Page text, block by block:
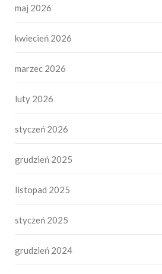
maj 2026
kwiecień 2026
marzec 2026
luty 2026
styczeń 2026
grudzień 2025
listopad 2025
styczeń 2025
grudzień 2024